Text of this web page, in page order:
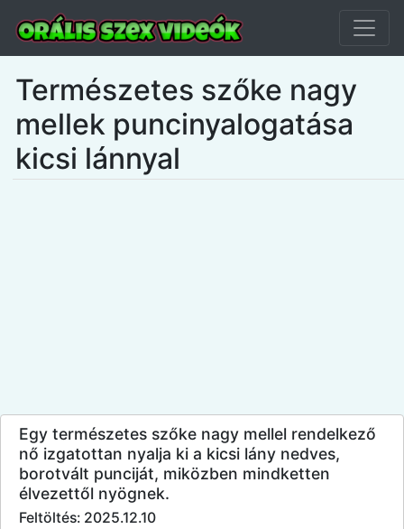
Természetes szőke nagy
mellek puncinyalogatása
kicsi lánnyal
Egy természetes szőke nagy mellel rendelkező
nő izgatottan nyalja ki a kicsi lány nedves,
borotvált punciját, miközben mindketten
élvezettől nyögnek.
Feltöltés: 2025.12.10